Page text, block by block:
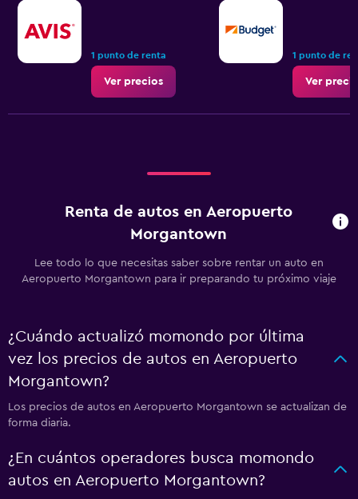
1 punto de renta
Ver precios
1 punto de
Ver
Renta de autos en Aeropuerto
Morgantown
Lee todo lo que necesitas saber sobre rentar un auto en
Aeropuerto Morgantown para ir preparando tu próximo viaje
¿Cuándo actualizó momondo por última
vez los precios de autos en Aeropuerto
Morgantown?
Los precios de autos en Aeropuerto Morgantown se actualizan de
forma diaria.
¿En cuántos operadores busca momondo
autos en Aeropuerto Morgantown?